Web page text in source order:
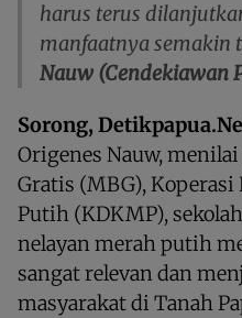
harus terus
manfaatnya semakin
Nauw (Cendekiawan
Sorong,
Origenes Nauw,
Gratis (MBG),
Putih (KDKMP),
nelayan merah putih
sangat relevan dan
masyarakat di Tanah